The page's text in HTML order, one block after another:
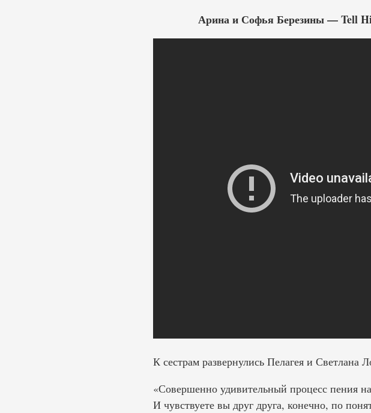
Арина и Софья Березины — Tell
К сестрам развернулись Пелагея и Светлана
«Совершенно удивительный процесс пения
И чувствуете вы друг друга, конечно, по